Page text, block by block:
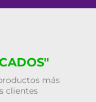
más
clientes